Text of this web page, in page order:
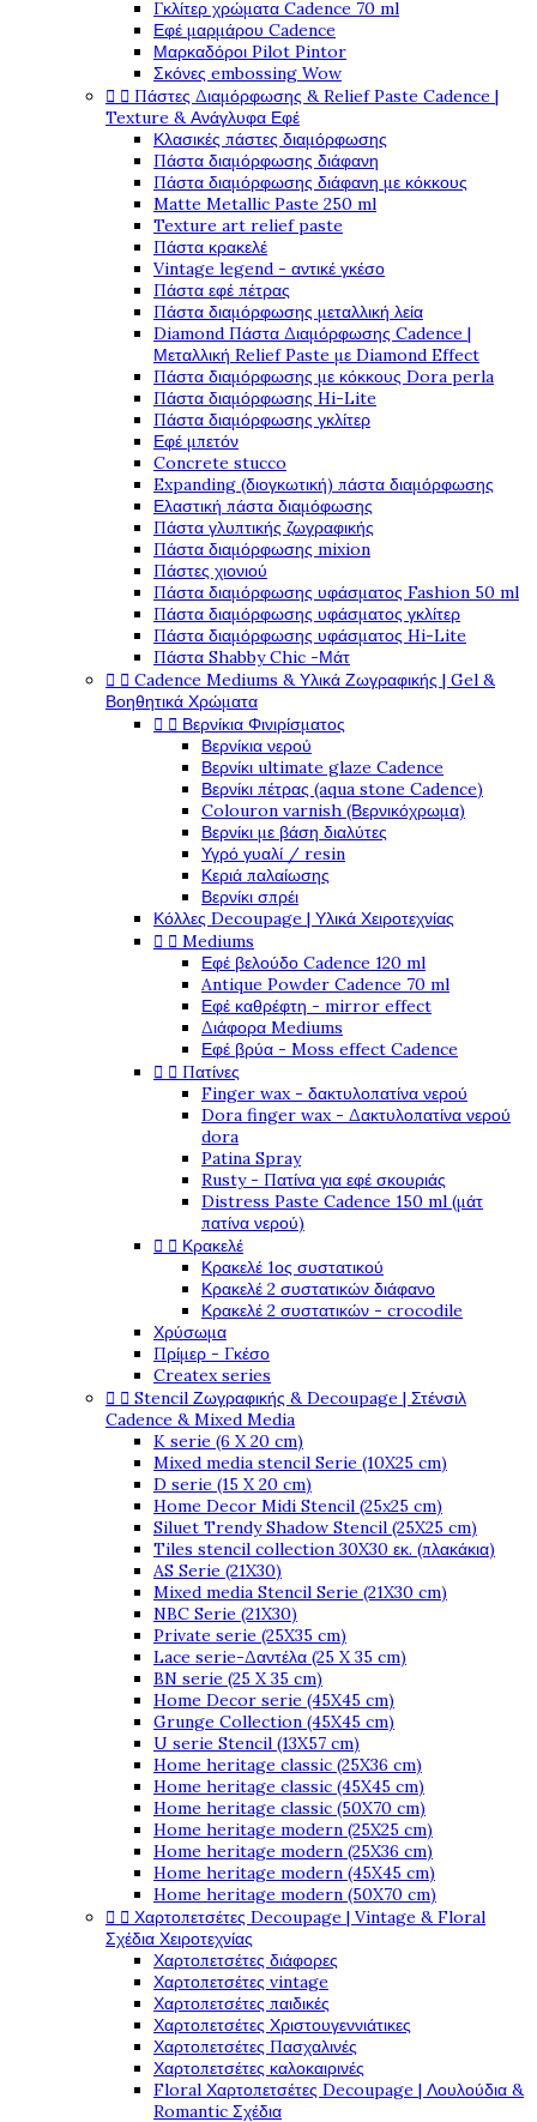
Γκλίτερ χρώματα Cadence 70 ml
Εφέ μαρμάρου Cadence
Μαρκαδόροι Pilot Pintor
Σκόνες embossing Wow
  Πάστες Διαμόρφωσης & Relief Paste Cadence |
Texture & Ανάγλυφα Εφέ
Κλασικές πάστες διαμόρφωσης
Πάστα διαμόρφωσης διάφανη
Πάστα διαμόρφωσης διάφανη με κόκκους
Matte Metallic Paste 250 ml
Texture art relief paste
Πάστα κρακελέ
Vintage legend - αντικέ γκέσο
Πάστα εφέ πέτρας
Πάστα διαμόρφωσης μεταλλική λεία
Diamond Πάστα Διαμόρφωσης Cadence |
Μεταλλική Relief Paste με Diamond Effect
Πάστα διαμόρφωσης με κόκκους Dora perla
Πάστα διαμόρφωσης Hi-Lite
Πάστα διαμόρφωσης γκλίτερ
Εφέ μπετόν
Concrete stucco
Expanding (διογκωτική) πάστα διαμόρφωσης
Ελαστική πάστα διαμόφωσης
Πάστα γλυπτικής ζωγραφικής
Πάστα διαμόρφωσης mixion
Πάστες χιονιού
Πάστα διαμόρφωσης υφάσματος Fashion 50 ml
Πάστα διαμόρφωσης υφάσματος γκλίτερ
Πάστα διαμόρφωσης υφάσματος Hi-Lite
Πάστα Shabby Chic -Μάτ
  Cadence Mediums & Υλικά Ζωγραφικής | Gel &
Βοηθητικά Χρώματα
  Βερνίκια Φινιρίσματος
Βερνίκια νερού
Βερνίκι ultimate glaze Cadence
Βερνίκι πέτρας (aqua stone Cadence)
Colouron varnish (Βερνικόχρωμα)
Βερνίκι με βάση διαλύτες
Υγρό γυαλί / resin
Κεριά παλαίωσης
Βερνίκι σπρέι
Κόλλες Decoupage | Υλικά Χειροτεχνίας
  Mediums
Εφέ βελούδο Cadence 120 ml
Antique Powder Cadence 70 ml
Εφέ καθρέφτη - mirror effect
Διάφορα Mediums
Εφέ βρύα - Moss effect Cadence
  Πατίνες
Finger wax - δακτυλοπατίνα νερού
Dora finger wax - Δακτυλοπατίνα νερού
dora
Patina Spray
Rusty - Πατίνα για εφέ σκουριάς
Distress Paste Cadence 150 ml (μάτ
πατίνα νερού)
  Κρακελέ
Κρακελέ 1ος συστατικού
Κρακελέ 2 συστατικών διάφανο
Κρακελέ 2 συστατικών - crocodile
Χρύσωμα
Πρίμερ - Γκέσο
Createx series
  Stencil Ζωγραφικής & Decoupage | Στένσιλ
Cadence & Mixed Media
K serie (6 X 20 cm)
Mixed media stencil Serie (10X25 cm)
D serie (15 X 20 cm)
Home Decor Midi Stencil (25x25 cm)
Siluet Trendy Shadow Stencil (25X25 cm)
Tiles stencil collection 30X30 εκ. (πλακάκια)
AS Serie (21X30)
Mixed media Stencil Serie (21X30 cm)
NBC Serie (21X30)
Private serie (25X35 cm)
Lace serie-Δαντέλα (25 X 35 cm)
BN serie (25 X 35 cm)
Home Decor serie (45X45 cm)
Grunge Collection (45X45 cm)
U serie Stencil (13X57 cm)
Home heritage classic (25X36 cm)
Home heritage classic (45X45 cm)
Home heritage classic (50X70 cm)
Home heritage modern (25X25 cm)
Home heritage modern (25X36 cm)
Home heritage modern (45X45 cm)
Home heritage modern (50X70 cm)
  Χαρτοπετσέτες Decoupage | Vintage & Floral
Σχέδια Χειροτεχνίας
Χαρτοπετσέτες διάφορες
Χαρτοπετσέτες vintage
Χαρτοπετσέτες παιδικές
Χαρτοπετσέτες Χριστουγεννιάτικες
Χαρτοπετσέτες Πασχαλινές
Χαρτοπετσέτες καλοκαιρινές
Floral Χαρτοπετσέτες Decoupage | Λουλούδια &
Romantic Σχέδια